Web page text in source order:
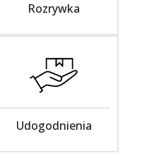
Rozrywka
Udogodnienia